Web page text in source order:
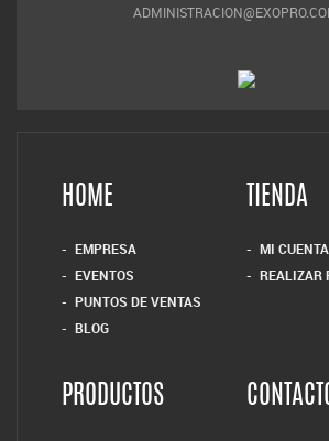
HOME
EMPRESA
EVENTOS
PUNTOS DE VENTAS
BLOG
TIENDA
MI CUENTA
REALIZAR
PRODUCTOS